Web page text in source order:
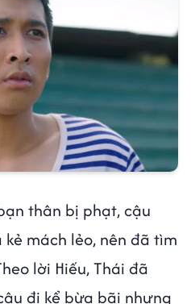
thân bị phạt, cậu
mách lẻo, nên đã tìm
lời Hiếu, Thái đã
đi kể bừa bãi nhưng